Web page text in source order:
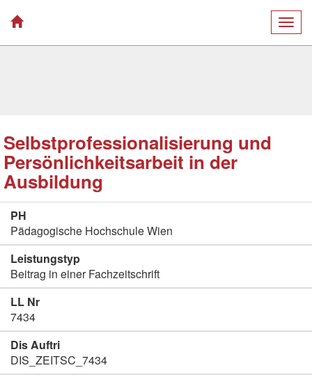
Selbstprofessionalisierung und
Persönlichkeitsarbeit in der
Ausbildung
PH
Pädagogische Hochschule Wien
Leistungstyp
Beitrag in einer Fachzeitschrift
LL Nr
7434
Dis Auftri
DIS_ZEITSC_7434